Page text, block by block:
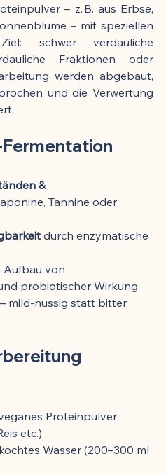
– z. B. aus Erbse,
– mit speziellen
schwer verdauliche
Fraktionen oder
werden abgebaut,
und die Verwertung
&
Tannine oder
durch enzymatische
Aufbau von
probiotischer Wirkung
mild-nussig statt bitter
Proteinpulver
etc.)
Wasser (200–300 ml